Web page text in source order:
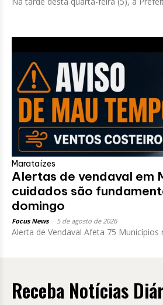
Marataízes
Alertas de vendaval em
cuidados são
domingo
Focus News 5 de agosto de 2026
Alerta de Vendaval Afeta 75 Municípios
Receba Notícias